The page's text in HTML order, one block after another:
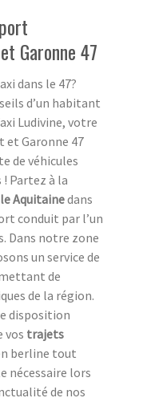
Garonne 47
dans le 47?
d’un habitant
Ludivine, votre
et Garonne 47
de véhicules
Partez à la
Aquitainedans
conduit par l’un
Dans notre zone
un service de
de
de la région.
disposition
vos trajets
berline tout
nécessaire lors
de nos